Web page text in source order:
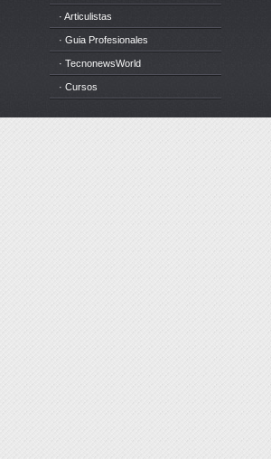
· Articulistas
· Guia Profesionales
· TecnonewsWorld
· Cursos